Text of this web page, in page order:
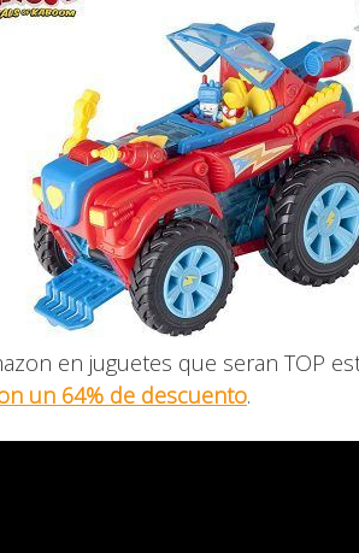
en juguetes que seran TOP
un 64% de descuento.